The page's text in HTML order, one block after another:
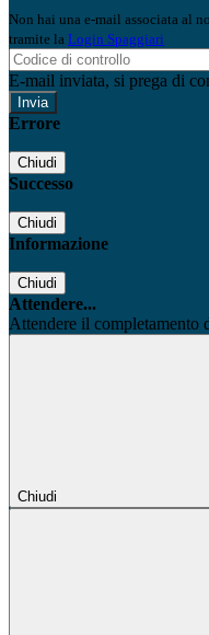
Non hai una e-mail associata al
tramite la Login Spaggiari
E-mail inviata, si prega di
Errore
Chiudi
Successo
Chiudi
Informazione
Chiudi
Attendere...
Attendere il completamento
Chiudi